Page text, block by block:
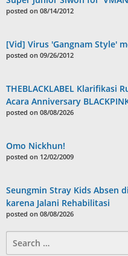
posted on 08/14/2012
[Vid] Virus 'Gangnam Style'
posted on 09/26/2012
THEBLACKLABEL Klarifikasi
Acara Anniversary
posted on 08/08/2026
Omo Nickhun!
posted on 12/02/2009
Seungmin Stray Kids Absen
karena Jalani Rehabilitasi
posted on 08/08/2026
for: